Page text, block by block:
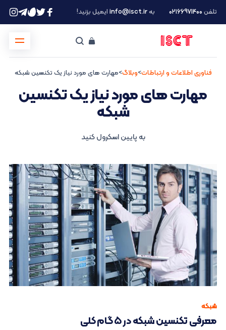
تلفن ۰۲۱66971400 بهinfo@isct.irایمیل بزنید!
فناوری اطلاعات و ارتباطات>وبلاگ>مهارت های مورد نیاز یک تکنسین شبکه
مهارت های مورد نیاز یک تکنسین
شبکه
به پایین اسکرول کنید
شبکه
معرفی تکنسین شبکه در ۵ گام کلی